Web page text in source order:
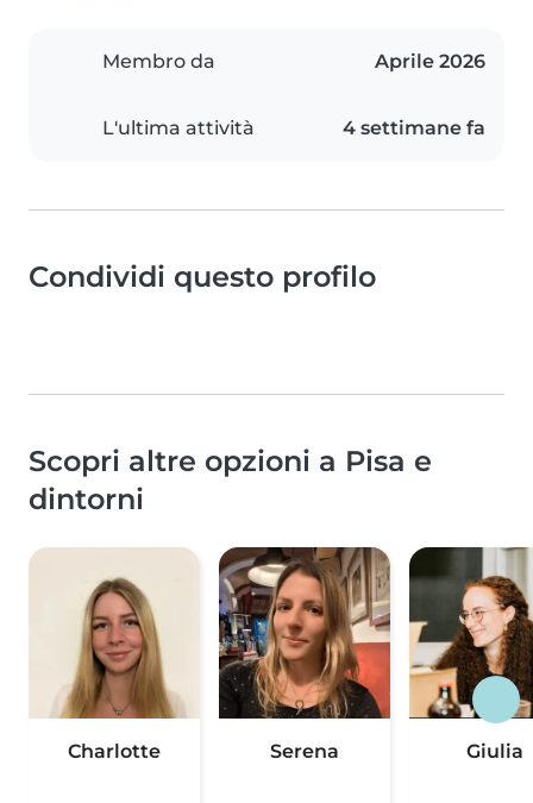
Membro da Aprile 2026
L'ultima attività 4 settimane fa
Condividi questo profilo
Scopri altre opzioni a Pisa e
dintorni
Charlotte Serena Giulia